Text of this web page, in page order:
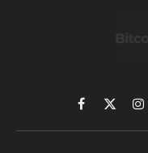
Facebook
X